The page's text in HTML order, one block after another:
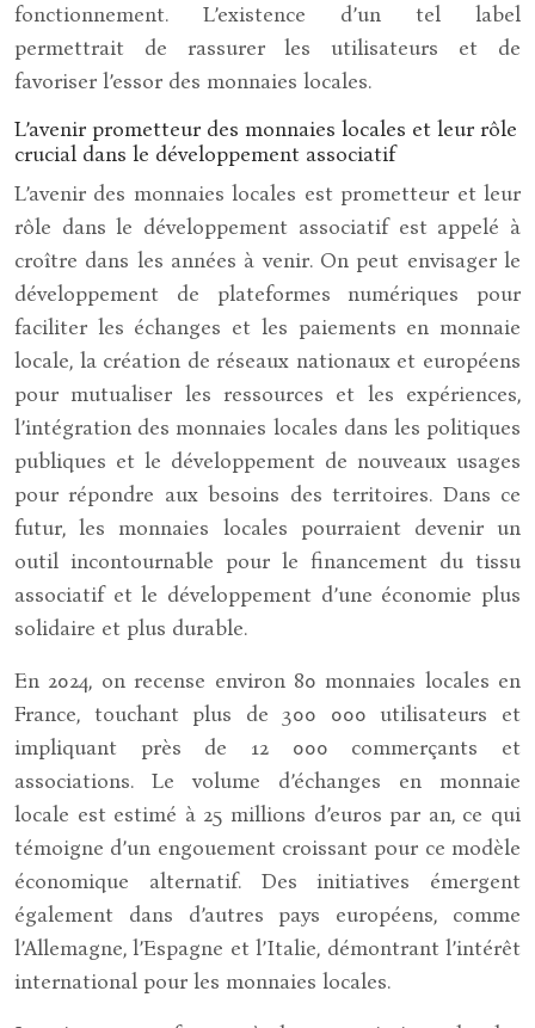
fonctionnement. L’existence d’un tel label
permettrait de rassurer les utilisateurs et de
favoriser l’essor des monnaies locales.
L’avenir prometteur des monnaies locales et leur rôle
crucial dans le développement associatif
L’avenir des monnaies locales est prometteur et leur
rôle dans le développement associatif est appelé à
croître dans les années à venir. On peut envisager le
développement de plateformes numériques pour
faciliter les échanges et les paiements en monnaie
locale, la création de réseaux nationaux et européens
pour mutualiser les ressources et les expériences,
l’intégration des monnaies locales dans les politiques
publiques et le développement de nouveaux usages
pour répondre aux besoins des territoires. Dans ce
futur, les monnaies locales pourraient devenir un
outil incontournable pour le financement du tissu
associatif et le développement d’une économie plus
solidaire et plus durable.
En 2024, on recense environ 80 monnaies locales en
France, touchant plus de 300 000 utilisateurs et
impliquant près de 12 000 commerçants et
associations. Le volume d’échanges en monnaie
locale est estimé à 25 millions d’euros par an, ce qui
témoigne d’un engouement croissant pour ce modèle
économique alternatif. Des initiatives émergent
également dans d’autres pays européens, comme
l’Allemagne, l’Espagne et l’Italie, démontrant l’intérêt
international pour les monnaies locales.